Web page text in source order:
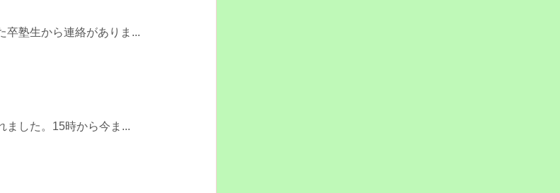
卒塾生から連絡がありま...
ました。15時から今ま...